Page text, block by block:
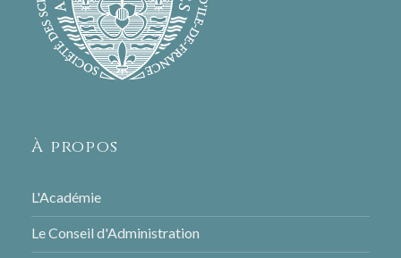
À propos
L'Académie
Le Conseil d'Administration